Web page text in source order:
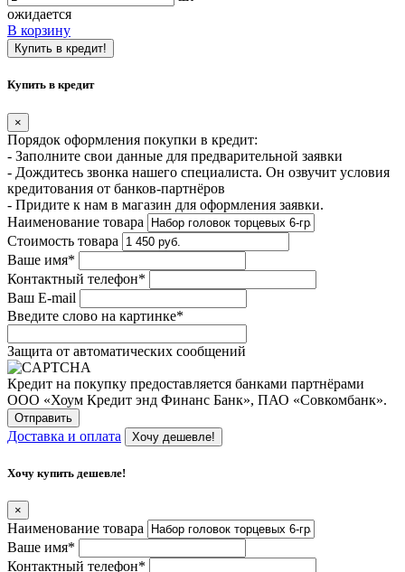
ожидается
В корзину
Купить в кредит!
Купить в кредит
×
Порядок оформления покупки в кредит:
- Заполните свои данные для предварительной заявки
- Дождитесь звонка нашего специалиста. Он озвучит условия
кредитования от банков-партнёров
- Придите к нам в магазин для оформления заявки.
Наименование товара
Стоимость товара
Ваше имя*
Контактный телефон*
Ваш E-mail
Введите слово на картинке*
Защита от автоматических сообщений
Кредит на покупку предоставляется банками партнёрами
ООО «Хоум Кредит энд Финанс Банк», ПАО «Совкомбанк».
Доставка и оплата Хочу дешевле!
Хочу купить дешевле!
×
Наименование товара
Ваше имя*
Контактный телефон*